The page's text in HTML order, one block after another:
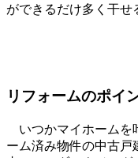
ができるだけ多く干せ
リフォームのポイ
いつかマイホームを
ーム済み物件の中古